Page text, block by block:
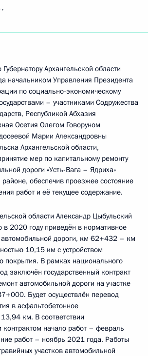
Архангельской области
начальником Управления Президента
по социально-экономическому
– участниками Содружества
Республикой Абхазия
Осетия Олегом Говоруном
Марии Александровны
Архангельской области,
мер по капитальному ремонту
дороги «Усть-Вага – Ядриха»
обеспечив проезжее состояние
работ и её текущее содержание.
области Александр Цыбульский
в 2020 году приведён в нормативное
автомобильной дороги, км 62+432 – км
10,15 км с устройством
покрытия. В рамках национального
заключён государственный контракт
автомобильной дороги на участке
Будет осуществлён перевод
в асфальтобетонное
км. В соответствии
контрактом начало работ – февраль
работ – ноябрь 2021 года. Работы
участков автомобильной